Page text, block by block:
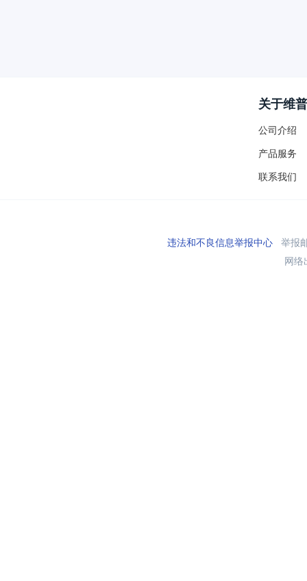
关于维普
公司介绍
产品服务
联系我们
违法和不良信息举报中心举报
网